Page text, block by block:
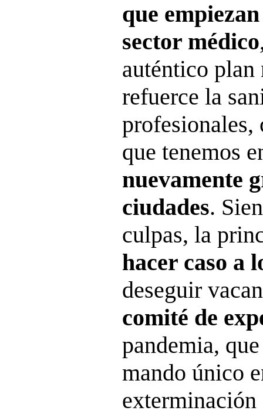
que
sector médico
auténtico plan
refuerce la
profesionales,
que tenemos
nuevamente
ciudades.
culpas, la
hacer caso a
deseguir
comité de
pandemia,
mando único